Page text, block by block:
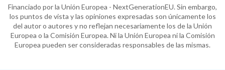
Financiado por la Unión Europea - NextGenerationEU. Sin embargo,
los puntos de vista y las opiniones expresadas son únicamente los
del autor o autores y no reflejan necesariamente los de la Unión
Europea o la Comisión Europea. Ni la Unión Europea ni la Comisión
Europea pueden ser consideradas responsables de las mismas.